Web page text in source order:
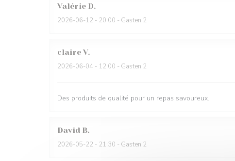
Valérie D
2026-06-12 - 20:00 - Gasten 2
claire V
2026-06-04 - 12:00 - Gasten 2
Des produits de qualité pour un repas savoureux.
David B
2026-05-22 - 21:30 - Gasten 2